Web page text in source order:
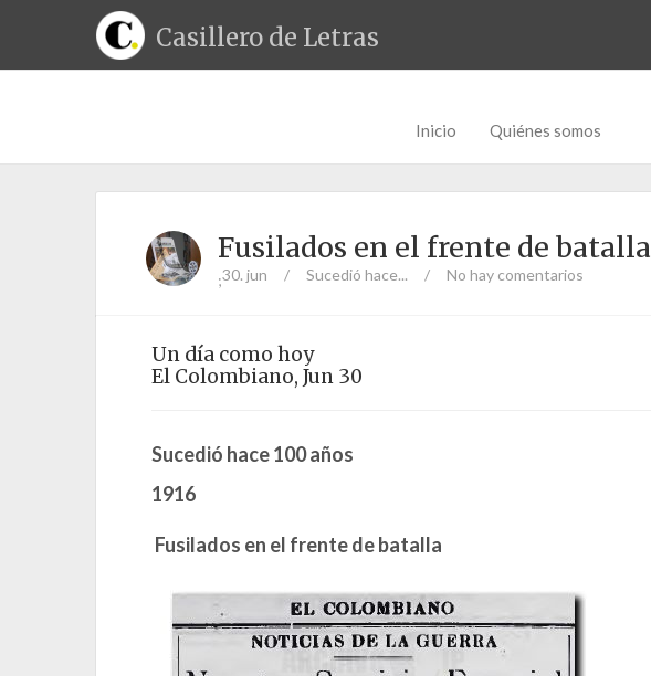
Casillero de Letras
Inicio Quiénes somos
Fusilados en el frente de batalla
;30. jun / Sucedió hace... / No hay comentarios
Un día como hoy
El Colombiano, Jun 30
Sucedió hace 100 años
1916
Fusilados en el frente de batalla